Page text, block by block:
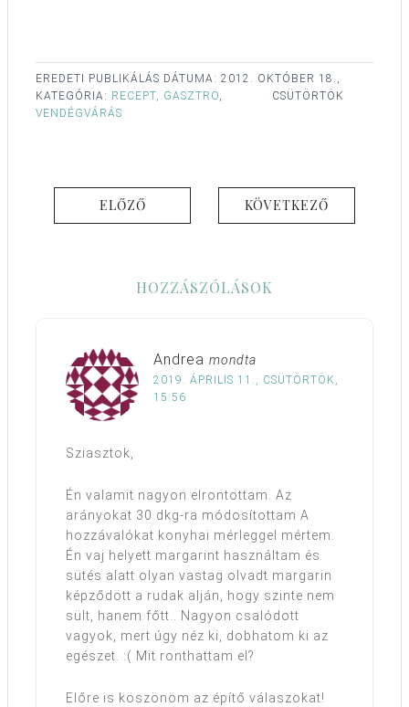
EREDETI PUBLIKÁLÁS DÁTUMA: 2012. OKTÓBER 18.,
CSÜTÖRTÖK
KATEGÓRIA: RECEPT, GASZTRO,
VENDÉGVÁRÁS
ELŐZŐ KÖVETKEZŐ
HOZZÁSZÓLÁSOK
Andrea mondta
2019. ÁPRILIS 11., CSÜTÖRTÖK,
15:56
Sziasztok,
Én valamit nagyon elrontottam. Az
arányokat 30 dkg-ra módosítottam A
hozzávalókat konyhai mérleggel mértem.
Én vaj helyett margarint használtam és
sütés alatt olyan vastag olvadt margarin
képződött a rudak alján, hogy szinte nem
sült, hanem főtt.. Nagyon csalódott
vagyok, mert úgy néz ki, dobhatom ki az
egészet. :( Mit ronthattam el?
Előre is köszönöm az építő válaszokat!